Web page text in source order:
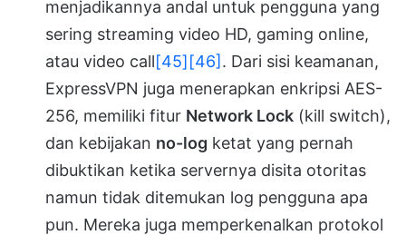
menjadikannya andal untuk pengguna yang
sering streaming video HD, gaming online,
atau video call[45][46] . Dari sisi keamanan,
ExpressVPN juga menerapkan enkripsi AES-
256, memiliki fitur Network Lock (kill switch),
dan kebijakan no-log ketat yang pernah
dibuktikan ketika servernya disita otoritas
namun tidak ditemukan log pengguna apa
pun. Mereka juga memperkenalkan protokol